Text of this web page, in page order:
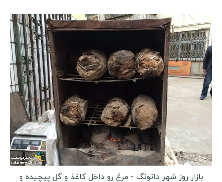
بازار روز شهر داتونگ - مرغ رو داخل کاغذ و گل پیچیده و